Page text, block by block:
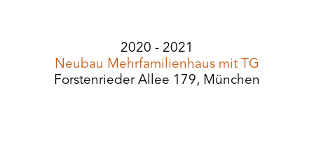
2020 - 2021
Neubau Mehrfamilienhaus mit TG
Forstenrieder Allee 179, München